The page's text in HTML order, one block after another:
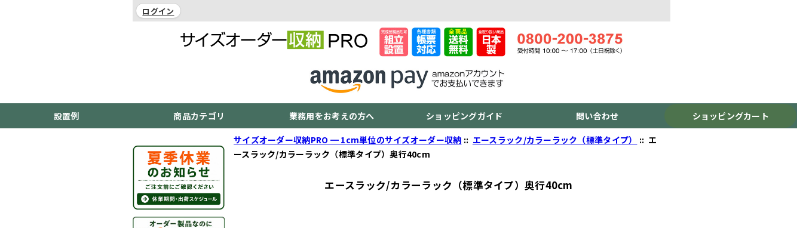
ログイン
設置例 商品カテゴリ 業務用をお考えの方へ ショッピングガイド 問い合わせ ショッピングカート
サイズオーダー収納PRO ━ 1cm単位のサイズオーダー収納 :: エースラック/カラーラック（標準タイプ）
:: エ
ースラック/カラーラック（標準タイプ）奥行40cm
エースラック/カラーラック（標準タイプ）奥行40cm